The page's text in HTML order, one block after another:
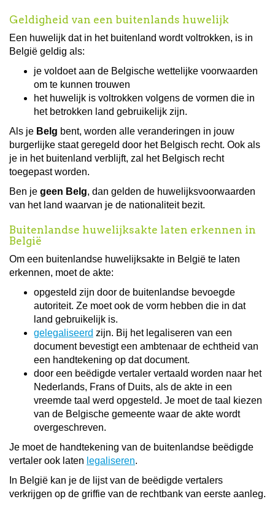
Geldigheid van een buitenlands huwelijk
Een huwelijk dat in het buitenland wordt voltrokken, is in
België geldig als:
je voldoet aan de Belgische wettelijke voorwaarden
om te kunnen trouwen
het huwelijk is voltrokken volgens de vormen die in
het betrokken land gebruikelijk zijn.
Als je Belg bent, worden alle veranderingen in jouw
burgerlijke staat geregeld door het Belgisch recht. Ook als
je in het buitenland verblijft, zal het Belgisch recht
toegepast worden.
Ben je geen Belg, dan gelden de huwelijksvoorwaarden
van het land waarvan je de nationaliteit bezit.
Buitenlandse huwelijksakte laten erkennen in
België
Om een buitenlandse huwelijksakte in België te laten
erkennen, moet de akte:
opgesteld zijn door de buitenlandse bevoegde
autoriteit. Ze moet ook de vorm hebben die in dat
land gebruikelijk is.
gelegaliseerd zijn. Bij het legaliseren van een
document bevestigt een ambtenaar de echtheid van
een handtekening op dat document.
door een beëdigde vertaler vertaald worden naar het
Nederlands, Frans of Duits, als de akte in een
vreemde taal werd opgesteld. Je moet de taal kiezen
van de Belgische gemeente waar de akte wordt
overgeschreven.
Je moet de handtekening van de buitenlandse beëdigde
vertaler ook laten legaliseren.
In België kan je de lijst van de beëdigde vertalers
verkrijgen op de griffie van de rechtbank van eerste aanleg.